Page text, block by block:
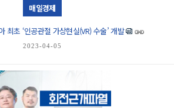
매일경제
최초 ‘인공관절 가상현실(VR) 수술’ 개발
2023-04-05